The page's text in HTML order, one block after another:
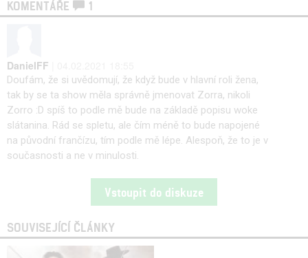
KOMENTÁŘE 1
DanielFF
Doufám, že si uvědomují, že když bude v hlavní roli žena,
tak by se ta show měla správně jmenovat Zorra, nikoli
Zorro :D spíš to podle mě bude na základě popisu woke
slátanina. Rád se spletu, ale čím méně to bude napojené
na původní frančízu, tím podle mě lépe. Alespoň, že to je v
současnosti a ne v minulosti.
Vstoupit do diskuze
SOUVISEJÍCÍ ČLÁNKY